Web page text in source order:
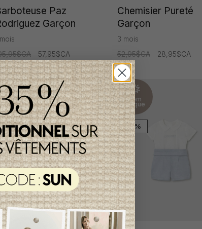
Paz
Garçon
57,95$CA
Chemisier Pureté
Garçon
3 mois
52,95$CA
28,95$CA
Item
unique
-50%
Item
unique
-51%